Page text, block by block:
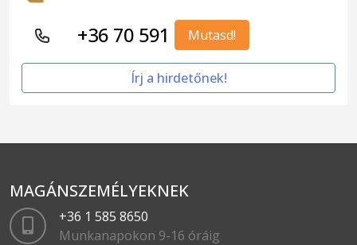
+36 70 591 Mutasd!
Írj a hirdetőnek!
MAGÁNSZEMÉLYEKNEK
+36 1 585 8650
Munkanapokon 9-16 óráig